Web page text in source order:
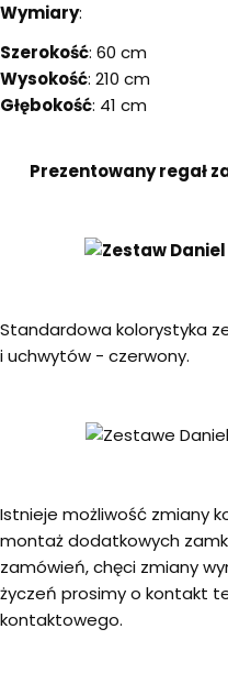
Wymiary:
Szerokość: 60 cm
Wysokość: 210 cm
Głębokość: 41 cm
Prezentowany regał
Standardowa kolorystyka
i uchwytów - czerwony.
Istnieje możliwość zmiany
montaż dodatkowych
zamówień, chęci zmiany
życzeń prosimy o kontakt
kontaktowego.